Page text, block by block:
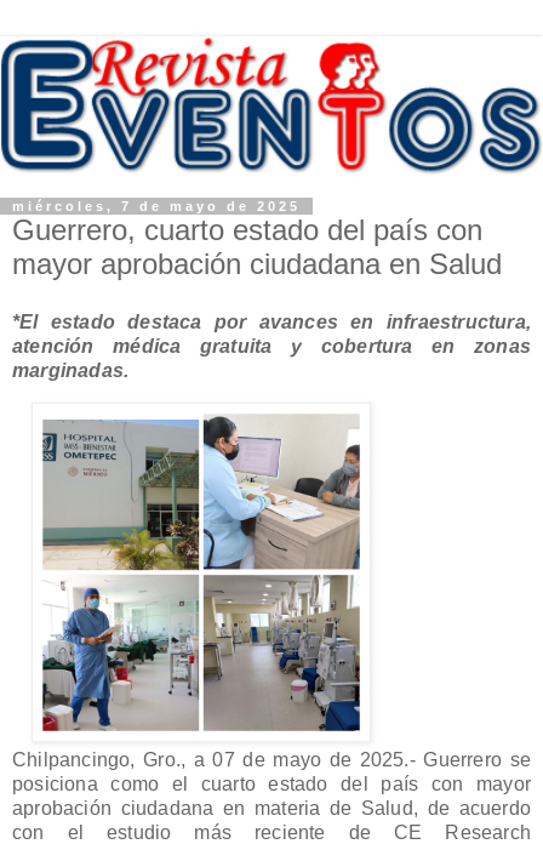
miércoles, 7 de mayo de 2025
Guerrero, cuarto estado del país con
mayor aprobación ciudadana en Salud
*El estado destaca por avances en infraestructura,
atención médica gratuita y cobertura en zonas
marginadas.
Chilpancingo, Gro., a 07 de mayo de 2025.- Guerrero se
posiciona como el cuarto estado del país con mayor
aprobación ciudadana en materia de Salud, de acuerdo
con el estudio más reciente de CE Research